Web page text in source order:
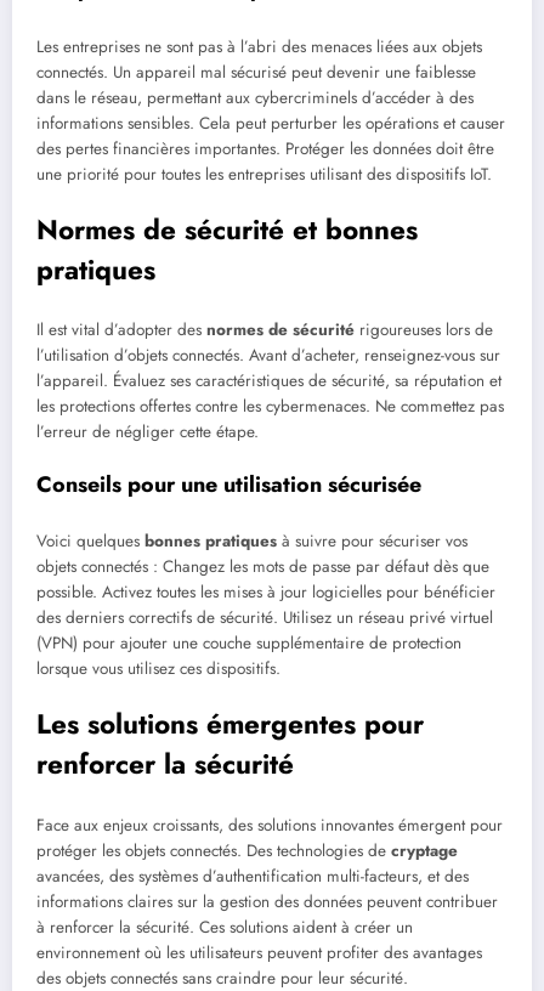
Les entreprises ne sont pas à l’abri des menaces liées aux objets
connectés. Un appareil mal sécurisé peut devenir une faiblesse
dans le réseau, permettant aux cybercriminels d’accéder à des
informations sensibles. Cela peut perturber les opérations et causer
des pertes financières importantes. Protéger les données doit être
une priorité pour toutes les entreprises utilisant des dispositifs IoT.
Normes de sécurité et bonnes
pratiques
Il est vital d’adopter des normes de sécurité rigoureuses lors de
l’utilisation d’objets connectés. Avant d’acheter, renseignez-vous sur
l’appareil. Évaluez ses caractéristiques de sécurité, sa réputation et
les protections offertes contre les cybermenaces. Ne commettez pas
l’erreur de négliger cette étape.
Conseils pour une utilisation sécurisée
Voici quelques bonnes pratiques à suivre pour sécuriser vos
objets connectés : Changez les mots de passe par défaut dès que
possible. Activez toutes les mises à jour logicielles pour bénéficier
des derniers correctifs de sécurité. Utilisez un réseau privé virtuel
(VPN) pour ajouter une couche supplémentaire de protection
lorsque vous utilisez ces dispositifs.
Les solutions émergentes pour
renforcer la sécurité
Face aux enjeux croissants, des solutions innovantes émergent pour
protéger les objets connectés. Des technologies de cryptage
avancées, des systèmes d’authentification multi-facteurs, et des
informations claires sur la gestion des données peuvent contribuer
à renforcer la sécurité. Ces solutions aident à créer un
environnement où les utilisateurs peuvent profiter des avantages
des objets connectés sans craindre pour leur sécurité.